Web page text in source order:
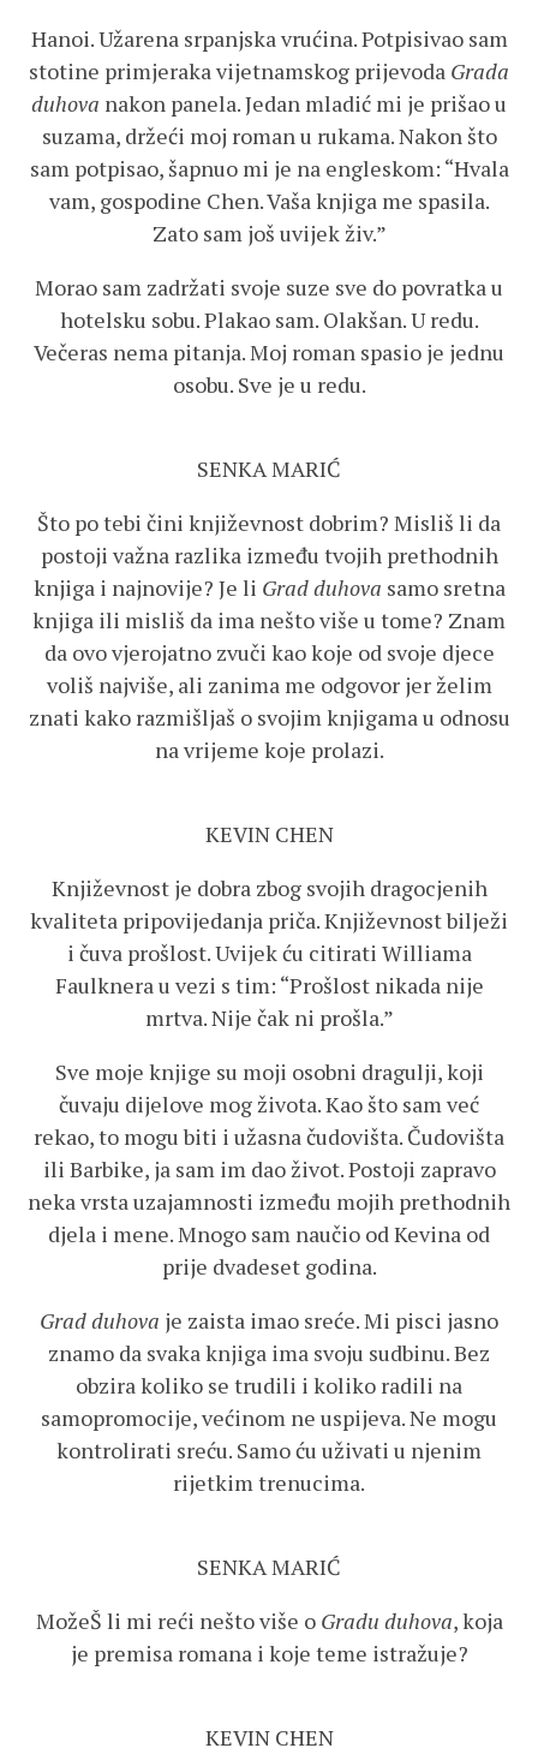
Hanoi. Užarena srpanjska vrućina. Potpisivao sam
stotine primjeraka vijetnamskog prijevoda Grada
duhova nakon panela. Jedan mladić mi je prišao u
suzama, držeći moj roman u rukama. Nakon što
sam potpisao, šapnuo mi je na engleskom: “Hvala
vam, gospodine Chen. Vaša knjiga me spasila.
Zato sam još uvijek živ.”
Morao sam zadržati svoje suze sve do povratka u
hotelsku sobu. Plakao sam. Olakšan. U redu.
Večeras nema pitanja. Moj roman spasio je jednu
osobu. Sve je u redu.
SENKA MARIĆ
Što po tebi čini književnost dobrim? Misliš li da
postoji važna razlika između tvojih prethodnih
knjiga i najnovije? Je li Grad duhova samo sretna
knjiga ili misliš da ima nešto više u tome? Znam
da ovo vjerojatno zvuči kao koje od svoje djece
voliš najviše, ali zanima me odgovor jer želim
znati kako razmišljaš o svojim knjigama u odnosu
na vrijeme koje prolazi.
KEVIN CHEN
Književnost je dobra zbog svojih dragocjenih
kvaliteta pripovijedanja priča. Književnost bilježi
i čuva prošlost. Uvijek ću citirati Williama
Faulknera u vezi s tim: “Prošlost nikada nije
mrtva. Nije čak ni prošla.”
Sve moje knjige su moji osobni dragulji, koji
čuvaju dijelove mog života. Kao što sam već
rekao, to mogu biti i užasna čudovišta. Čudovišta
ili Barbike, ja sam im dao život. Postoji zapravo
neka vrsta uzajamnosti između mojih prethodnih
djela i mene. Mnogo sam naučio od Kevina od
prije dvadeset godina.
Grad duhova je zaista imao sreće. Mi pisci jasno
znamo da svaka knjiga ima svoju sudbinu. Bez
obzira koliko se trudili i koliko radili na
samopromocije, većinom ne uspijeva. Ne mogu
kontrolirati sreću. Samo ću uživati u njenim
rijetkim trenucima.
SENKA MARIĆ
MožeŠ li mi reći nešto više oGradu duhova, koja
je premisa romana i koje teme istražuje?
KEVIN CHEN